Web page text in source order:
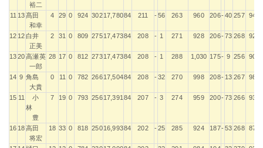
裕二
11 13髙田
和幸
4 29 0 924 30217,78084 211 -56 263 960 206-40 257 940
12 12白井
正美
2 31 0 809 27517,47384 208 - 1 271 928 206-73 268 928
1320高瀬英
一郎
28 17 0 812 27317,47384 208 - 1 288 1,030 175- 9 256 902
14 9 角島
大貴
0 11 0 782 26617,50484 208 -32 270 998 208- 13 267 986
15 11
小
林
豊
7 19 0 793 25617,391 84 207 - 3 274 959 200-73 266 939
16 18高田
将宏
18 33 0 818 25016,99384 202 -25 285 924 187-53 268 876